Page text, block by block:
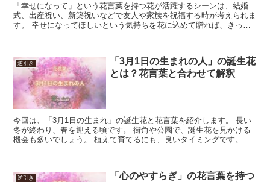
「幸せになって」という花言葉を持つ花が活躍するシーンは、結婚
式、出産祝い、新築祝いなどで友人や家族を祝福する時が考えられま
す。 幸せになってほしいという気持ちを花に込めて贈れば、きっと
逆引き
「3月1日の生まれの人」の誕生花
とは？花言葉と合わせて解釈
今回は、「3月1日の生まれ」の誕生花と花言葉を紹介します。 長い
冬が終わり、春を迎える頃です。 街角や公園で、誕生花を見かける
機会も多いでしょう。 植えて育てるにも、良いタイミングです。
逆引き
「心のやすらぎ」の花言葉を持つ